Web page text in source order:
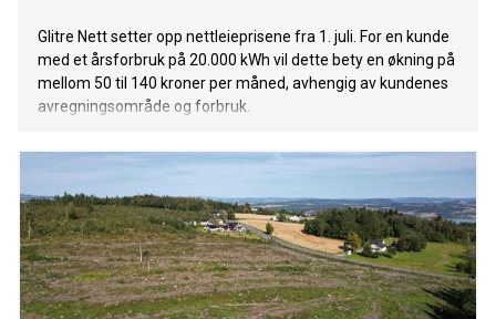
Glitre Nett setter opp nettleieprisene fra 1. juli. For en kunde
med et årsforbruk på 20.000 kWh vil dette bety en økning på
mellom 50 til 140 kroner per måned, avhengig av kundenes
avregningsområde og forbruk.